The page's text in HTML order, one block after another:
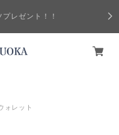
レゼント！！
ォレット